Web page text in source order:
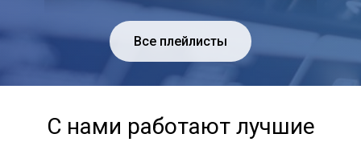
Все плейлисты
С нами работают лучшие